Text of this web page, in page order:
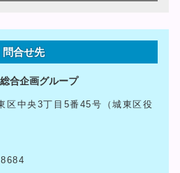
問合せ先
合企画グループ
中央3丁目5番45号（城東区役